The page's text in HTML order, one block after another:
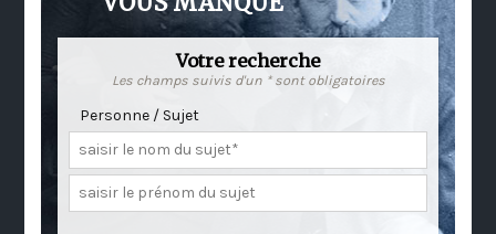
Votre recherche
Les champs suivis d'un * sont obligatoires
Personne / Sujet